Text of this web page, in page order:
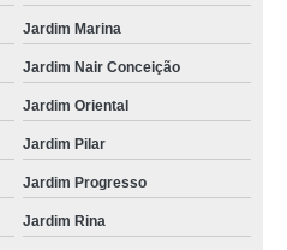
Marajoara I e II
TERRA NOVA
São José
Jardim Marina
Jardim Nair Conceição
Jardim Oriental
Jardim Pilar
Jardim Progresso
Jardim Rina